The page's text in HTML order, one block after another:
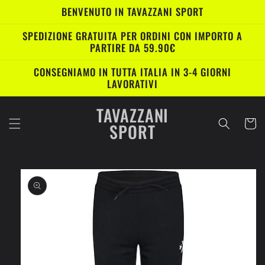
direttamenteBENVENUTO IN TAVAZZANI SPORT
SPEDIZIONE GRATUITA PER ORDINI CON IMPORTO A
PARTIRE DA 59.90€
CONSEGNIAMO IN TUTTA ITALIA IN 3-4 GIORNI
LAVORATIVI
TAVAZZANI
SPORT Carrello
Passa alle
informazioni
sul prodotto